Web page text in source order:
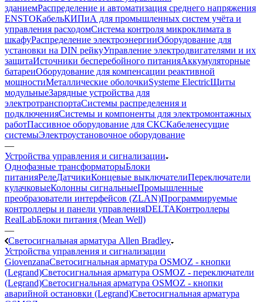
зданиемРаспределение и автоматизация среднего напряжения
ENSTOКабельКИПиА для промышленных систем учёта и
управления расходомСистема контроля микроклимата в
шкафуРаспределение электроэнергииОборудование для
установки на DIN рейкуУправление электродвигателями и их
защитаИсточники бесперебойного питанияАккумуляторные
батареиОборудование для компенсации реактивной
мощностиМеталлические оболочкиSysteme ElectricЩиты
модульныеЗарядные устройства для
электротранспортаСистемы распределения и
подключенияСистемы и компоненты для электромонтажных
работПассивное оборудование для СКСКабеленесущие
системыЭлектроустановочное оборудование
—
Устройства управления и сигнализации
Однофазные трансформаторыБлоки
питанияРелеДатчикиКонцевые выключателиПереключатели
кулачковыеКолонны сигнальныеПромышленные
преобразователи интерфейсов (ZLAN)Программируемые
контроллеры и панели управленияDELTAКонтроллеры
RealLabБлоки питания (Mean Well)
—
Светосигнальная арматура Allen Bradley
Устройства управления и сигнализации
GiovenzanaСветосигнальная арматура OSMOZ - кнопки
(Legrand)Светосигнальная арматура OSMOZ - переключатели
(Legrand)Светосигнальная арматура OSMOZ - кнопки
аварийной остановки (Legrand)Светосигнальная арматура